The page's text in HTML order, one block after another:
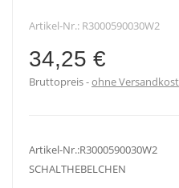
Artikel-Nr.: R3000590030W2
34,25 €
Bruttopreis ohne
Artikel-Nr.:R3000590030W2
SCHALTHEBELCHEN